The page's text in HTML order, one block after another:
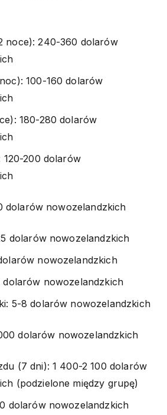
noce): 240-360 dolarów
100-160 dolarów
180-280 dolarów
120-200 dolarów
dolarów nowozelandzkich
dolarów nowozelandzkich
nowozelandzkich
dolarów nowozelandzkich
5-8 dolarów nowozelandzkich
dolarów nowozelandzkich
(7 dni): 1 400-2 100 dolarów
(podzielone między grupę)
dolarów nowozelandzkich